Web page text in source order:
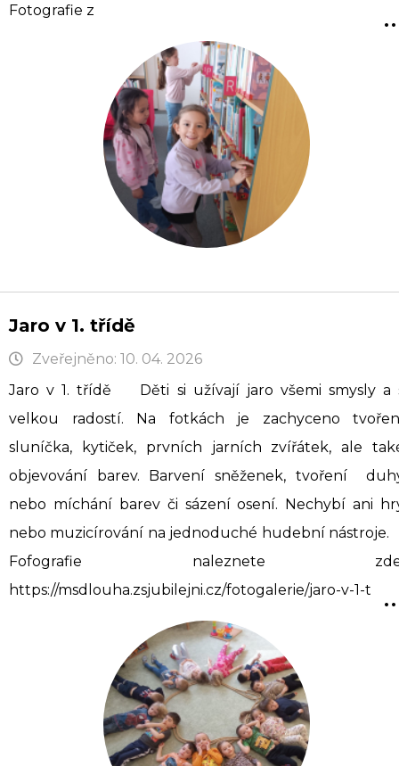
Fotografie z
Jaro v 1. třídě
Zveřejněno: 10. 04. 2026
Jaro v 1. třídě Děti si užívají jaro všemi smysly a
velkou radostí. Na fotkách je zachyceno
sluníčka, kytiček, prvních jarních zvířátek, ale
objevování barev. Barvení sněženek, tvoření
nebo míchání barev či sázení osení. Nechybí ani
nebo muzicírování na jednoduché hudební
Fofografie naleznete
https://msdlouha.zsjubilejni.cz/fotogalerie/jaro-v-1-t